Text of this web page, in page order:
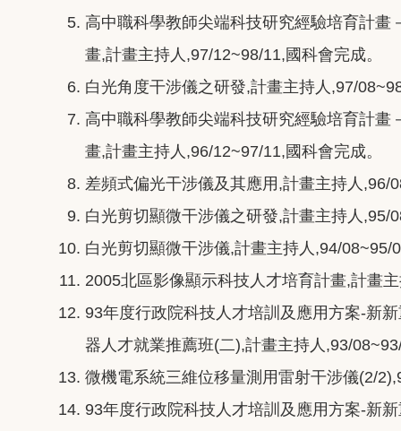
高中職科學教師尖端科技研究經驗培育計
畫,計畫主持人,97/12~98/11,國科會完成。
白光角度干涉儀之研發,計畫主持人,97/
高中職科學教師尖端科技研究經驗培育計
畫,計畫主持人,96/12~97/11,國科會完成。
差頻式偏光干涉儀及其應用,計畫主持人,96/
白光剪切顯微干涉儀之研發,計畫主持人,95/
白光剪切顯微干涉儀,計畫主持人,94/08~95/
2005北區影像顯示科技人才培育計畫,計畫
93年度行政院科技人才培訓及應用方案-新
器人才就業推薦班(二),計畫主持人,93/
微機電系統三維位移量測用雷射干涉儀(2/
93年度行政院科技人才培訓及應用方案-新